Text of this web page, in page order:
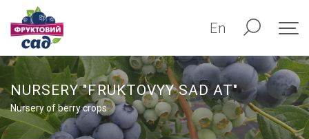
En
NURSERY "FRUKTOVYY SAD AT"
Nursery of berry crops